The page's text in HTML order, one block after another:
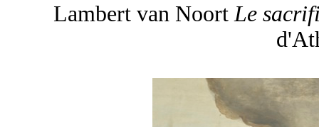
Lambert van Noort Le